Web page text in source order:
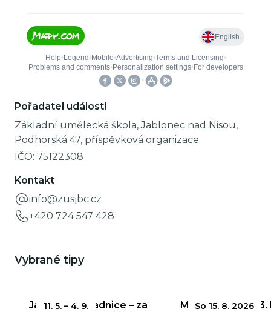
Pořadatel události
Základní umělecká škola, Jablonec nad Nisou,
Podhorská 47, příspěvková organizace
IČO: 75122308
Kontakt
info@zusjbc.cz
+420 724 547 428
Vybrané tipy
11. 5. – 4. 9.
Jablonecká radnice – za
So 15. 8. 2026
Mladá Evropa a 3.